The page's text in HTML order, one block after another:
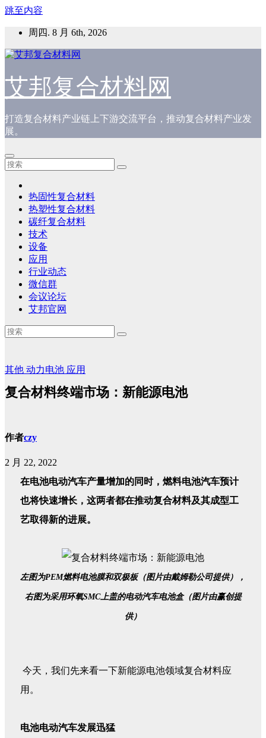
跳至内容
周四. 8 月 6th, 2026
艾邦复合材料网
打造复合材料产业链上下游交流平台，推动复合材料产业发
展。
热固性复合材料
热塑性复合材料
碳纤复合材料
技术
设备
应用
行业动态
微信群
会议论坛
艾邦官网
其他 动力电池 应用
复合材料终端市场：新能源电池
作者czy
2 月 22, 2022
在电池电动汽车产量增加的同时，燃料电池汽车预计
也将快速增长，这两者都在推动复合材料及其成型工
艺取得新的进展。
左图为PEM燃料电池膜和双极板（图片由戴姆勒公司提供），
右图为采用环氧SMC上盖的电动汽车电池盒（图片由赢创提
供）
今天，我们先来看一下新能源电池领域复合材料应
用。
电池电动汽车发展迅猛